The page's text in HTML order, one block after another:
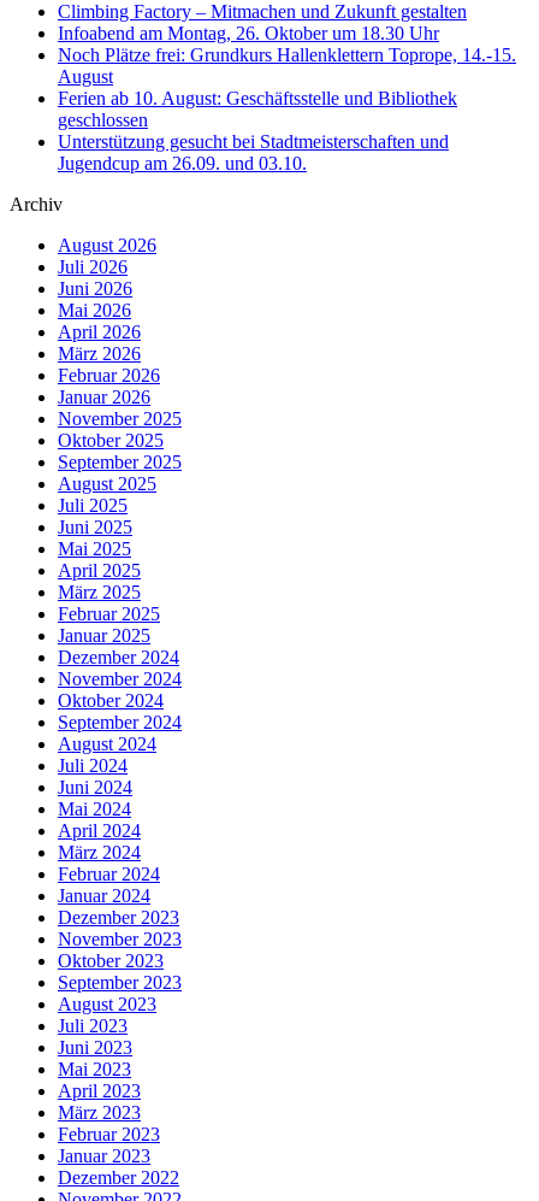
Climbing Factory – Mitmachen und Zukunft gestalten
Infoabend am Montag, 26. Oktober um 18.30 Uhr
Noch Plätze frei: Grundkurs Hallenklettern Toprope, 14.-15.
August
Ferien ab 10. August: Geschäftsstelle und Bibliothek
geschlossen
Unterstützung gesucht bei Stadtmeisterschaften und
Jugendcup am 26.09. und 03.10.
Archiv
August 2026
Juli 2026
Juni 2026
Mai 2026
April 2026
März 2026
Februar 2026
Januar 2026
November 2025
Oktober 2025
September 2025
August 2025
Juli 2025
Juni 2025
Mai 2025
April 2025
März 2025
Februar 2025
Januar 2025
Dezember 2024
November 2024
Oktober 2024
September 2024
August 2024
Juli 2024
Juni 2024
Mai 2024
April 2024
März 2024
Februar 2024
Januar 2024
Dezember 2023
November 2023
Oktober 2023
September 2023
August 2023
Juli 2023
Juni 2023
Mai 2023
April 2023
März 2023
Februar 2023
Januar 2023
Dezember 2022